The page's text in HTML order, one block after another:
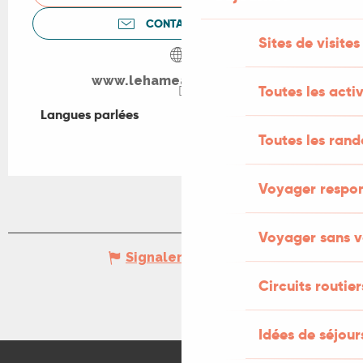
Sites de visites
Toutes les
Toutes les
Voyager
Voyager sans
Circuits
Idées de
CONTACTEZ-NOUS
www.lehameaudesgites.fr
Langues parlées
Langues parlées
Signaler une erreur